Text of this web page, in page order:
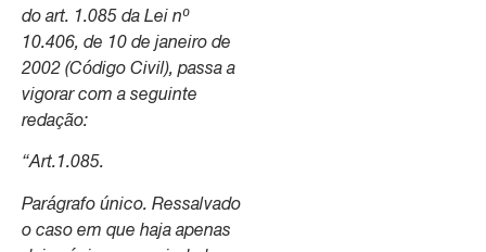
do art. 1.085 da Lei nº
10.406, de 10 de janeiro de
2002 (Código Civil), passa a
vigorar com a seguinte
redação:
“Art.1.085.
Parágrafo único. Ressalvado
o caso em que haja apenas